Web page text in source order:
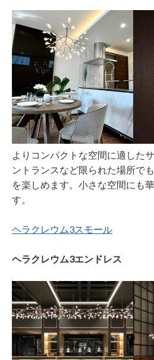
よりコンパクトな空間に適した
ントランスなど限られた場所で
を楽しめます。小さな空間にも
す。
ヘラクレウム3スモール
ヘラクレウム3エンドレス